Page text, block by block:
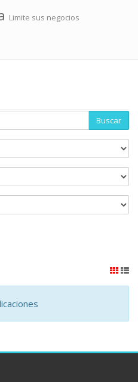
Limite sus negocios
Buscar